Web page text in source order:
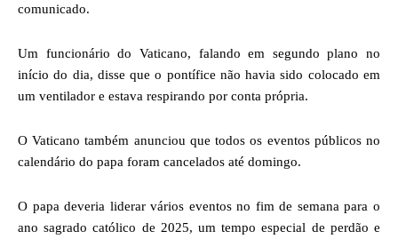
comunicado.
Um funcionário do Vaticano, falando em segundo plano no
início do dia, disse que o pontífice não havia sido colocado em
um ventilador e estava respirando por conta própria.
O Vaticano também anunciou que todos os eventos públicos no
calendário do papa foram cancelados até domingo.
O papa deveria liderar vários eventos no fim de semana para o
ano sagrado católico de 2025, um tempo especial de perdão e